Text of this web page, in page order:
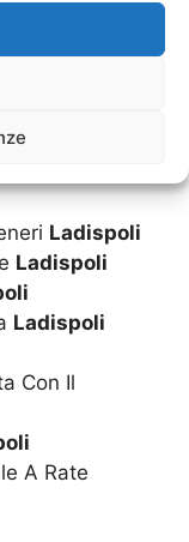
Ladispoli
Ladispoli
Ladispoli
Con Il
A Rate